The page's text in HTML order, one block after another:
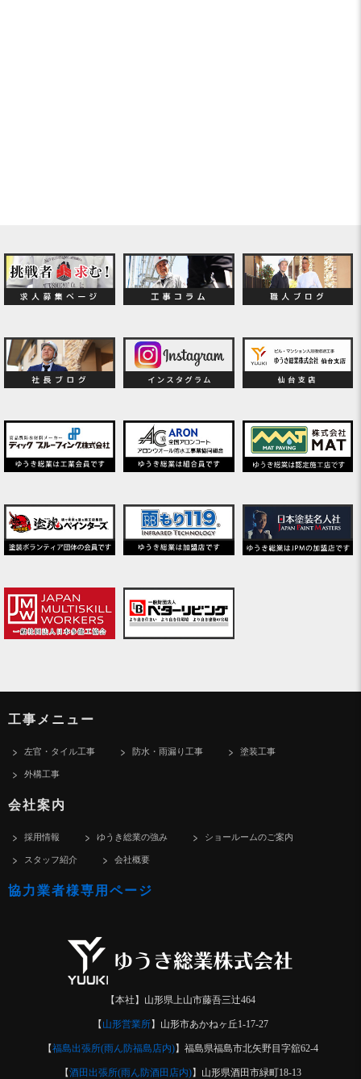
工事メニュー
左官・タイル工事 防水・雨漏り工事 塗装工事
外構工事
会社案内
採用情報 ゆうき総業の強み ショールームのご案内
スタッフ紹介 会社概要
協力業者様専用ページ
【本社】山形県上山市藤吾三辻464
【 山形営業所】山形市あかねヶ丘1-17-27
【福島出張所(雨ん防福島店内)】福島県福島市北矢野目字舘62-4
【酒田出張所(雨ん防酒田店内)】山形県酒田市緑町18-13